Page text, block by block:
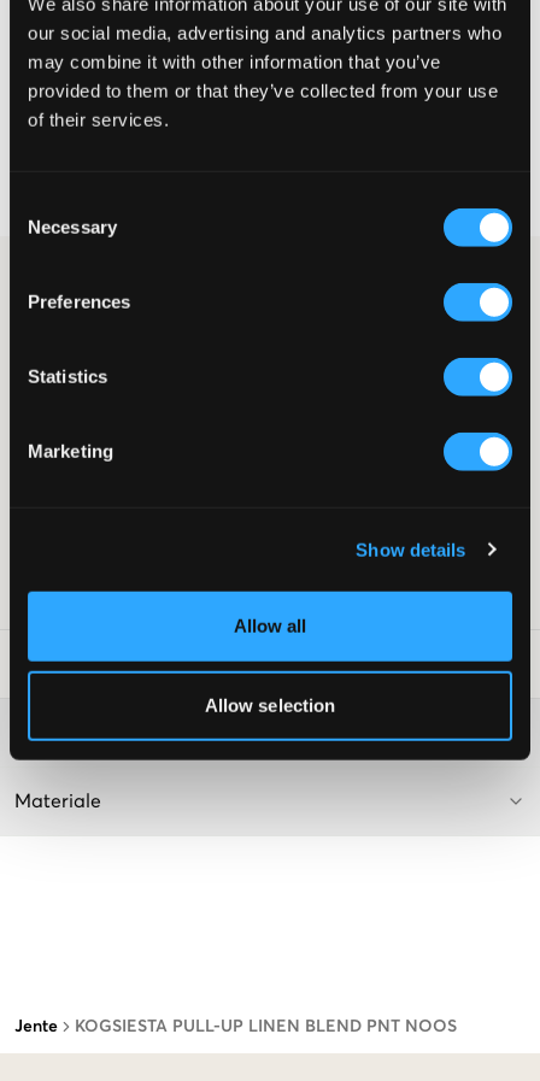
our social media, advertising and analytics partners who
may combine it with other information that you’ve
provided to them or that they’ve collected from your use
of their services.
Selection
Necessary
Preferences
Statistics
Marketing
Show details
Allow all
Allow selection
Jente KOGSIESTA PULL-UP LINEN BLEND PNT NOOS
STØRRELSESTABELL
VELG EN STØRRELSE
med snøring, rette ben og en løs passform. Disse buksene har en
sval og komfortabel design som passer perfekt for varmere
Bukser
Snøring
SKU:139539-002
Vaskeråd:
Washing advice
Materiale